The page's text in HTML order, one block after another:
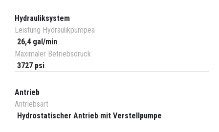
Hydrauliksystem
Leistung Hydraulikpumpea
26,4 gal/min
Maximaler Betriebsdruck
3727 psi
Antrieb
Antriebsart
Hydrostatischer Antrieb mit Verstellpumpe